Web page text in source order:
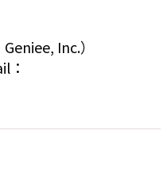
Inc.）
：